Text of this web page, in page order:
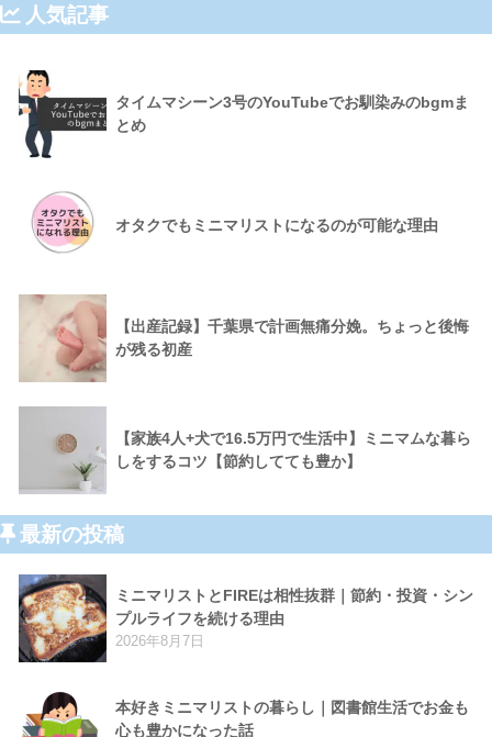
人気記事
タイムマシーン3号のYouTubeでお馴染みのbgmま
とめ
オタクでもミニマリストになるのが可能な理由
【出産記録】千葉県で計画無痛分娩。ちょっと後悔
が残る初産
【家族4人+犬で16.5万円で生活中】ミニマムな暮ら
しをするコツ【節約してても豊か】
最新の投稿
ミニマリストとFIREは相性抜群｜節約・投資・シン
プルライフを続ける理由
2026年8月7日
本好きミニマリストの暮らし｜図書館生活でお金も
心も豊かになった話